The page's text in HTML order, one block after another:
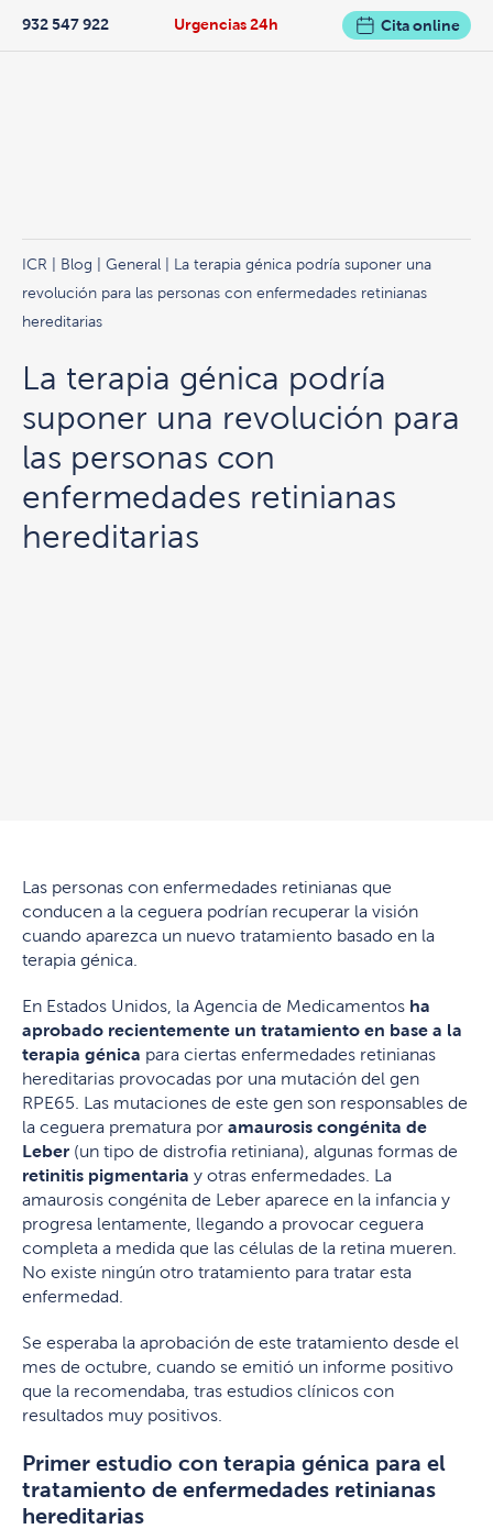
Urgencias 24h
932 547 922 Cita online
ICR Blog General | La terapia génica podría suponer una
revolución para las personas con enfermedades retinianas
hereditarias
La terapia génica podría
suponer una revolución para
las personas con
enfermedades retinianas
hereditarias
Las personas con enfermedades retinianas que
conducen a la ceguera podrían recuperar la visión
cuando aparezca un nuevo tratamiento basado en la
terapia génica.
En Estados Unidos, la Agencia de Medicamentos ha
aprobado recientemente un tratamiento en base a la
terapia génica para ciertas enfermedades retinianas
hereditarias provocadas por una mutación del gen
RPE65. Las mutaciones de este gen son responsables de
la ceguera prematura por amaurosis congénita de
Leber (un tipo de distrofia retiniana), algunas formas de
retinitis pigmentaria y otras enfermedades. La
amaurosis congénita de Leber aparece en la infancia y
progresa lentamente, llegando a provocar ceguera
completa a medida que las células de la retina mueren.
No existe ningún otro tratamiento para tratar esta
enfermedad.
Se esperaba la aprobación de este tratamiento desde el
mes de octubre, cuando se emitió un informe positivo
que la recomendaba, tras estudios clínicos con
resultados muy positivos.
Primer estudio con terapia génica para el
tratamiento de enfermedades retinianas
hereditarias